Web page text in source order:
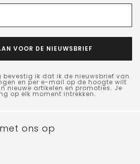
VOOR DE NIEUWSBRIEF
ik dat ik de nieuwsbrief van
en per e-mail op de hoogte wilt
nieuwe artikelen en promoties. Je
op elk moment intrekken.
ons op